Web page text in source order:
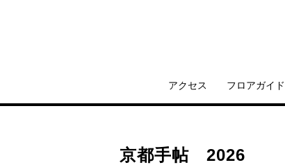
アクセス フロアガイド
京都手帖 2026